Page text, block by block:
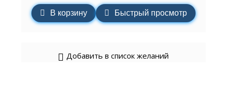
В корзину Быстрый просмотр
Добавить в список желаний